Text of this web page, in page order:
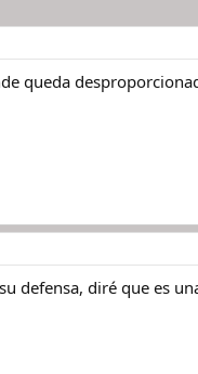
queda
defensa, diré que es